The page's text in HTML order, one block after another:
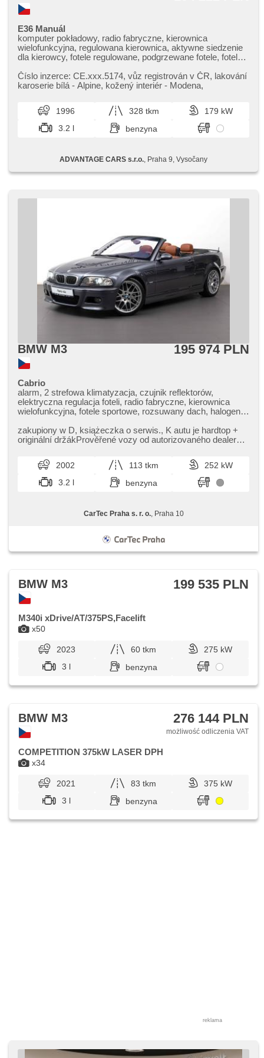
E36 Manuál
komputer pokładowy, radio fabryczne, kierownica
wielofunkcyjna, regulowana kierownica, aktywne siedzenie
dla kierowcy, fotele regulowane, podgrzewane fotele, fotele
klimatronic, szyber elektryczny, bi-xenonové světlomety,
zadní pohon, manualna skrzynia biegów, skórzana
Číslo inzerce: CE.xxx.5174,​ vůz registrován v ČR,​ lakování
karoserie bílá ​- Alpine,​ kožený interiér ​- Modena,​
1996 328 tkm
179 kW
3.2 l
benzyna
ADVANTAGE CARS s.r.o. , Praha 9, Vysočany
BMW M3 195 974 PLN
Cabrio
alarm, 2 strefowa klimatyzacja, czujnik reflektorów,
elektryczna regulacja foteli, radio fabryczne, kierownica
wielofunkcyjna, fotele sportowe, rozsuwany dach, halogeny,
zakupiony w D,​ książeczka o serwis.,​ K autu je hardtop ​+
originální držákPrověřené vozy od autorizovaného dealera
2002 113 tkm
252 kW
3.2 l
benzyna
CarTec Praha s. r. o., Praha 10
x50
BMW M3 199 535 PLN
M340i xDrive/AT/375PS,Facelift
2023 60 tkm
275 kW
3 l
benzyna
x34
BMW M3 276 144 PLN
możliwość odliczenia VAT
COMPETITION 375kW LASER DPH
2021 83 tkm
375 kW
3 l
benzyna
reklama